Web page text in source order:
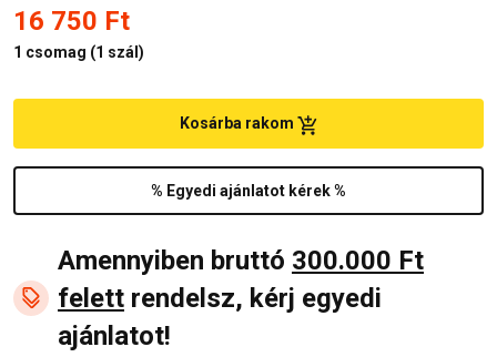
16 750 Ft
1 csomag (1 szál )
% Egyedi ajánlatot kérek %
Kosárba rakom
Amennyiben bruttó 300.000 Ft
felett rendelsz, kérj egyedi
ajánlatot!